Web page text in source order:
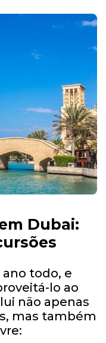
Dubai:
ano todo, e
lo ao
não apenas
mas também